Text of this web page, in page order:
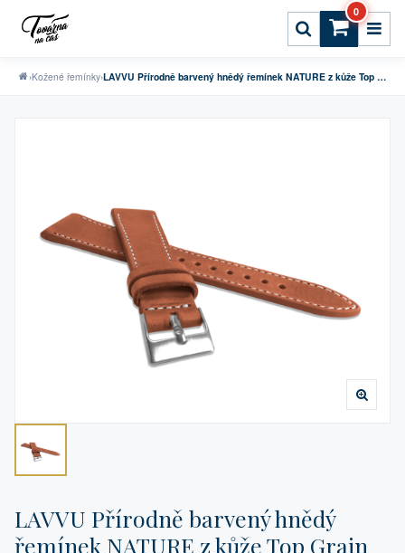
0
›Kožené řemínky› LAVVU Přírodně barvený hnědý řemínek NATURE z kůže Top Grain
LAVVU Přírodně barvený hnědý
řemínek NATURE z kůže Top Grain